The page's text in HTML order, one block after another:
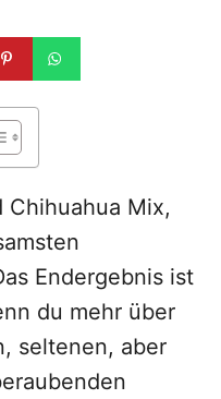
Chihuahua Mix,
Endergebnis ist
du mehr über
seltenen, aber